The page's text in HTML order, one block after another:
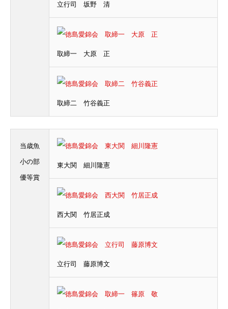
立行司 坂野 清
取締一 大原 正
取締二 竹谷義正
当歳魚
小の部
優等賞
東大関 細川隆憲
西大関 竹居正成
立行司 藤原博文